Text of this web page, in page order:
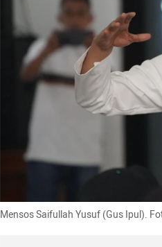
Mensos Saifullah Yusuf (Gus Ipul).